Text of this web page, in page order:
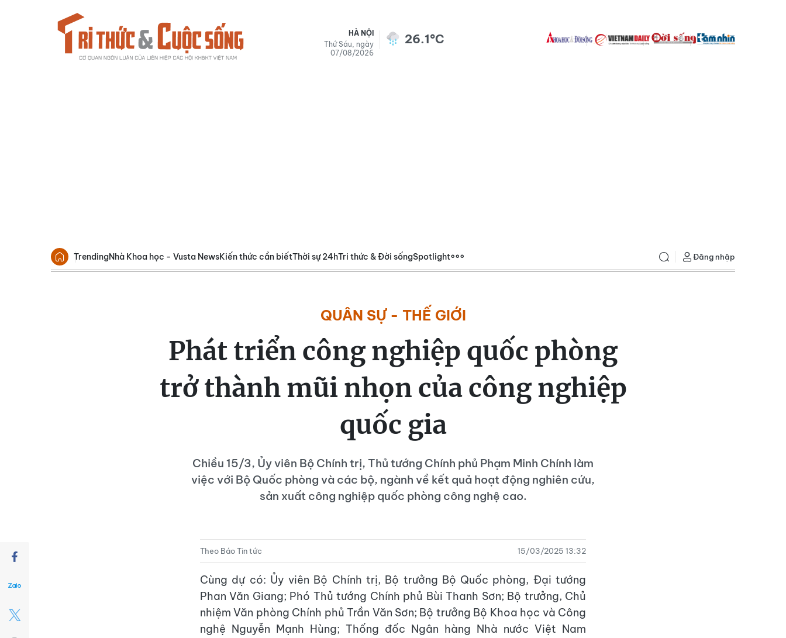
HÀ NỘI
Thứ Sáu, ngày
07/08/2026
26.1°C
TrendingNhà Khoa học - Vusta NewsKiến thức cần biếtThời sự 24hTri thức & Đời sốngSpotlight Đăng nhập
QUÂN SỰ - THẾ GIỚI
Phát triển công nghiệp quốc phòng
trở thành mũi nhọn của công nghiệp
quốc gia
Chiều 15/3, Ủy viên Bộ Chính trị, Thủ tướng Chính phủ Phạm Minh Chính làm
việc với Bộ Quốc phòng và các bộ, ngành về kết quả hoạt động nghiên cứu,
sản xuất công nghiệp quốc phòng công nghệ cao.
Theo Báo Tin tức 15/03/2025 13:32
Cùng dự có: Ủy viên Bộ Chính trị, Bộ trưởng Bộ Quốc phòng, Đại tướng
Phan Văn Giang; Phó Thủ tướng Chính phủ Bùi Thanh Sơn; Bộ trưởng, Chủ
nhiệm Văn phòng Chính phủ Trần Văn Sơn; Bộ trưởng Bộ Khoa học và Công
nghệ Nguyễn Mạnh Hùng; Thống đốc Ngân hàng Nhà nước Việt Nam